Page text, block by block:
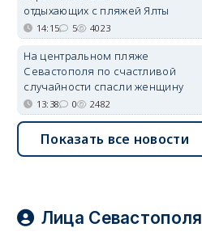
отдыхающих с пляжей Ялты
14:15 5 4023
На центральном пляже
Севастополя по счастливой
случайности спасли женщину
13:38 0 2482
Показать все новости
Лица Севастополя